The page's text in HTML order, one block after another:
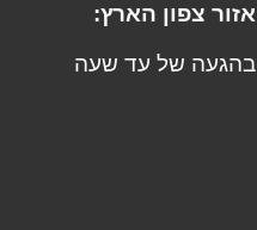
אזור צפון הארץ:
בהגעה של עד שעה